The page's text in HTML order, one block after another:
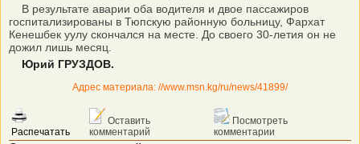
В результате аварии оба водителя и двое пассажиров
госпитализированы в Тюпскую районную больницу, Фархат
Кенешбек уулу скончался на месте. До своего 30-летия он не
дожил лишь месяц.
Юрий ГРУЗДОВ.
Адрес материала: //www.msn.kg/ru/news/41899/
Распечатать
Оставить
комментарий
Посмотреть
комментарии